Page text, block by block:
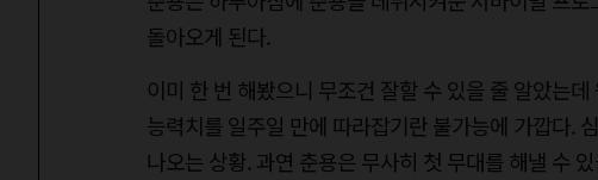
돌아오게 된다.
이미 한 번 해봤으니 무조건 잘할 수 있을 줄 알았는
능력치를 일주일 만에 따라잡기란 불가능에 가깝다.
나오는 상황. 과연 춘용은 무사히 첫 무대를 해낼 수